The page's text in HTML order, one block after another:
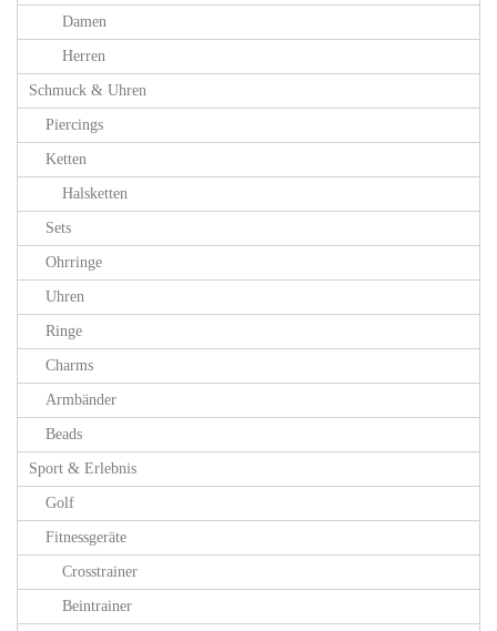
Damen
Herren
Schmuck & Uhren
Piercings
Ketten
Halsketten
Sets
Ohrringe
Uhren
Ringe
Charms
Armbänder
Beads
Sport & Erlebnis
Golf
Fitnessgeräte
Crosstrainer
Beintrainer